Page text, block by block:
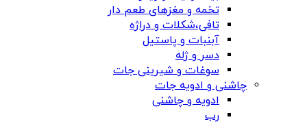
تخمه و مغزهای طعم دار
تافی،شکلات و دراژه
آبنبات و پاستیل
دسر و ژله
سوغات و شیرینی جات
چاشنی و ادویه جات
ادویه و چاشنی
رب